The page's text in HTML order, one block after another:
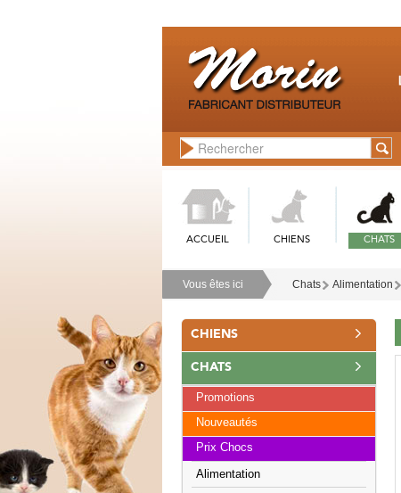
ACCUEIL CHIENS CHATS
Vous êtes ici Chats Alimentation
CHIENS
CHATS
Promotions
Nouveautés
Prix Chocs
Alimentation